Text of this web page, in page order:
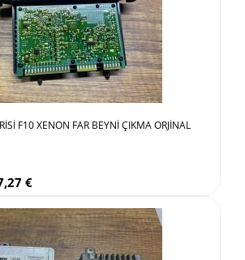
F10 XENON FAR BEYNİ ÇIKMA ORJİNAL
€